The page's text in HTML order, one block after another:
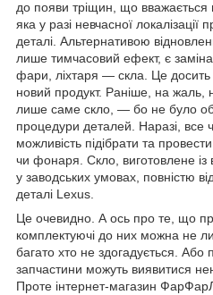
до появи тріщин, що
яка у разі невчасної локалізації
деталі. Альтернативою
лише тимчасовий ефект, є заміна
фари, ліхтаря — скла. Це досить
новий продукт. Раніше, на жаль,
лише саме скло, — бо не було
процедури деталей. Наразі, все
можливість підібрати та
чи фонаря. Скло, виготовлене із
у заводських умовах, повністю
деталі Lexus.
Це очевидно. А ось про те, що
комплектуючі до них можна не
багато хто не здогадується. Або
запчастини можуть виявитися
Проте інтернет-магазин